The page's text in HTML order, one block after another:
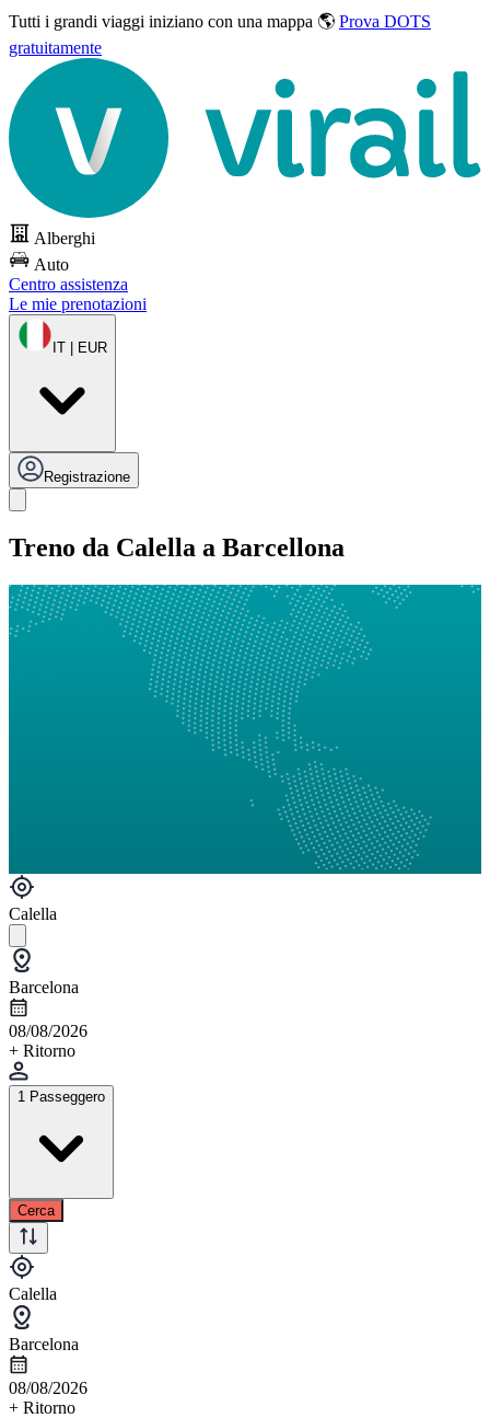
Tutti i grandi viaggi iniziano con una mappa 🌎 Prova DOTS
gratuitamente
Alberghi
Auto
Centro assistenza
Le mie prenotazioni
IT | EUR
Registrazione
Treno da Calella a Barcellona
Calella
Barcelona
08/08/2026
+ Ritorno
1 Passeggero
Cerca
Calella
Barcelona
08/08/2026
+ Ritorno